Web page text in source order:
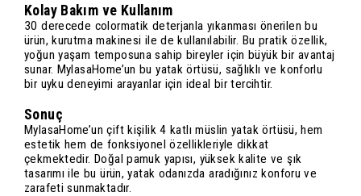
Kolay Bakım ve Kullanım
30 derecede colormatik deterjanla yıkanması önerilen bu
ürün, kurutma makinesi ile de kullanılabilir. Bu pratik özellik,
yoğun yaşam temposuna sahip bireyler için büyük bir avantaj
sunar. MylasaHome’un bu yatak örtüsü, sağlıklı ve konforlu
bir uyku deneyimi arayanlar için ideal bir tercihtir.
Sonuç
MylasaHome’un çift kişilik 4 katlı müslin yatak örtüsü, hem
estetik hem de fonksiyonel özellikleriyle dikkat
çekmektedir. Doğal pamuk yapısı, yüksek kalite ve şık
tasarımı ile bu ürün, yatak odanızda aradığınız konforu ve
zarafeti sunmaktadır.